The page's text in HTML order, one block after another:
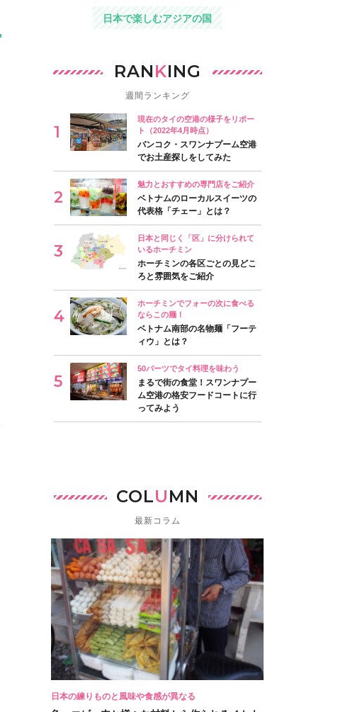
日本で楽しむアジアの国
RANKING
週間ランキング
現在のタイの空港の様子をリポー
ト（2022年4月時点）
バンコク・スワンナプーム空港
でお土産探しをしてみた
魅力とおすすめの専門店をご紹介
ベトナムのローカルスイーツの
代表格「チェー」とは？
日本と同じく「区」に分けられて
いるホーチミン
ホーチミンの各区ごとの見どこ
ろと雰囲気をご紹介
ホーチミンでフォーの次に食べる
ならこの麺！
ベトナム南部の名物麺「フーテ
ィウ」とは？
50バーツでタイ料理を味わう
まるで街の食堂！スワンナプー
ム空港の格安フードコートに行
ってみよう
COLUMN
最新コラム
日本の練りものと風味や食感が異なる